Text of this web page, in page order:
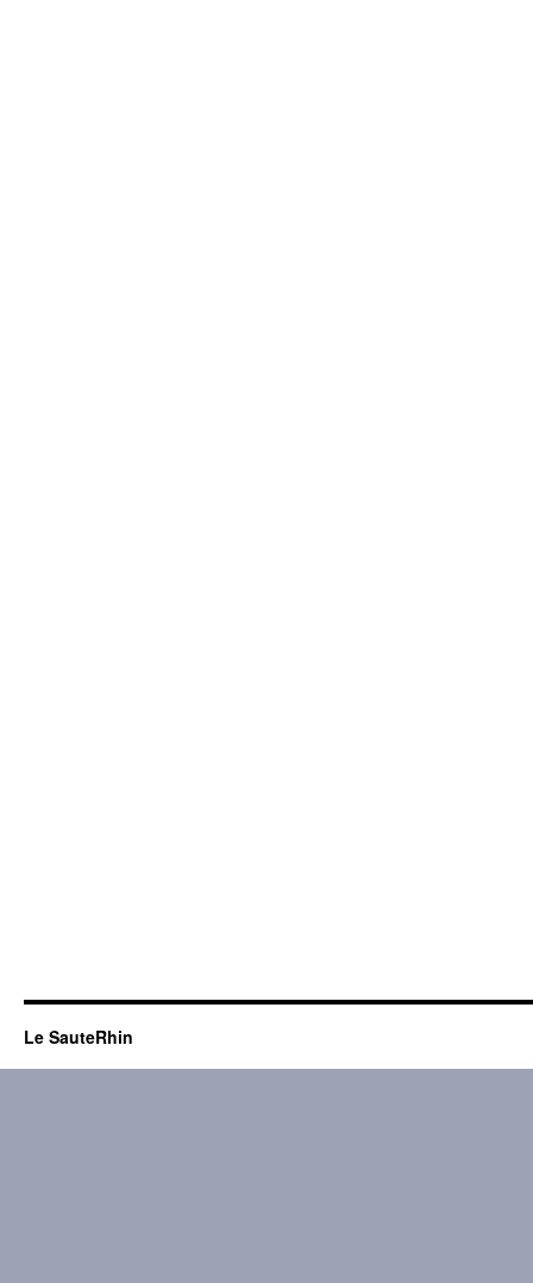
Le SauteRhin